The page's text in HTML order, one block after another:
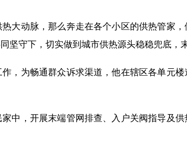
动脉，那么奔走在各个小区的供热管家，
守下，切实做到城市供热源头稳稳兜底，
为畅通群众诉求渠道，他在辖区各单元楼
，开展末端管网排查、入户关阀指导及供